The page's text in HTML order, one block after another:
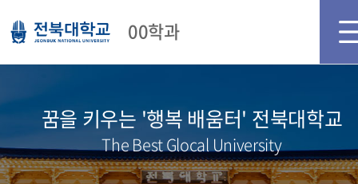
00학과
꿈을 키우는 '행복 배움터' 전북대학교
The Best Glocal University